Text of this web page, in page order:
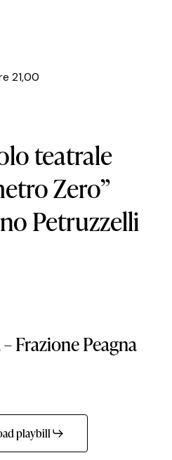
21,00
teatrale
Zero”
Petruzzelli
–FrazionePeagna
playbill